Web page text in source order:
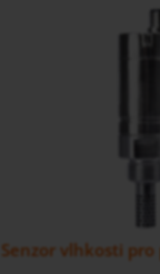
Senzor vlhkosti